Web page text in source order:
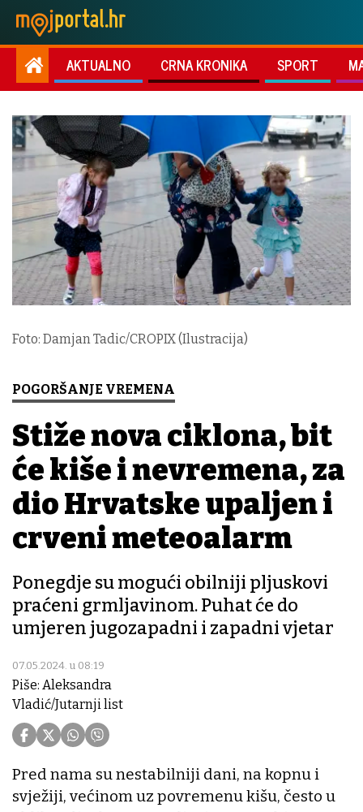
AKTUALNO CRNA KRONIKA SPORT
Foto: Damjan Tadic/CROPIX (Ilustracija)
POGORŠANJE VREMENA
Stiže nova ciklona, bit
će kiše i nevremena, za
dio Hrvatske upaljen i
crveni meteoalarm
Ponegdje su mogući obilniji pljuskovi
praćeni grmljavinom. Puhat će do
umjeren jugozapadni i zapadni vjetar
07.05.2024. u 08:19
Piše: Aleksandra
Vladić/Jutarnji list
Pred nama su nestabilniji dani, na kopnu i
svježiji, većinom uz povremenu kišu, često u